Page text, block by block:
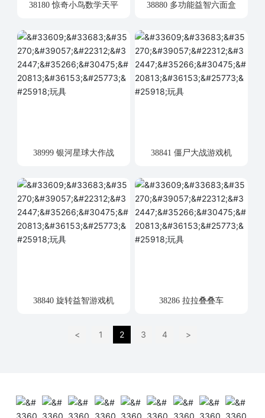
38180 惊奇小鸟数学天平 38880 多功能益智六面盒
38999 银河星球大作战 38841 僵尸大战游戏机
38840 旋转益智游戏机 38286 拉拉叠叠车
< 1 2 3 4 >